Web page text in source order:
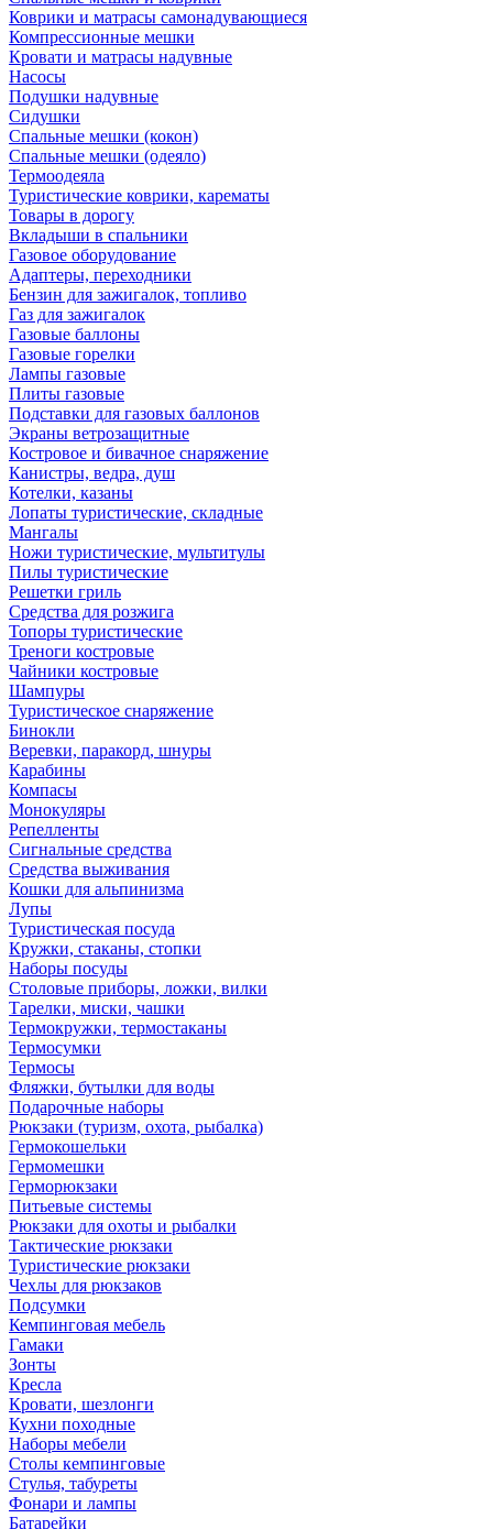
Коврики и матрасы самонадувающиеся
Компрессионные мешки
Кровати и матрасы надувные
Насосы
Подушки надувные
Сидушки
Спальные мешки (кокон)
Спальные мешки (одеяло)
Термоодеяла
Туристические коврики, карематы
Товары в дорогу
Вкладыши в спальники
Газовое оборудование
Адаптеры, переходники
Бензин для зажигалок, топливо
Газ для зажигалок
Газовые баллоны
Газовые горелки
Лампы газовые
Плиты газовые
Подставки для газовых баллонов
Экраны ветрозащитные
Костровое и бивачное снаряжение
Канистры, ведра, душ
Котелки, казаны
Лопаты туристические, складные
Мангалы
Ножи туристические, мультитулы
Пилы туристические
Решетки гриль
Средства для розжига
Топоры туристические
Треноги костровые
Чайники костровые
Шампуры
Туристическое снаряжение
Бинокли
Веревки, паракорд, шнуры
Карабины
Компасы
Монокуляры
Репелленты
Сигнальные средства
Средства выживания
Кошки для альпинизма
Лупы
Туристическая посуда
Кружки, стаканы, стопки
Наборы посуды
Столовые приборы, ложки, вилки
Тарелки, миски, чашки
Термокружки, термостаканы
Термосумки
Термосы
Фляжки, бутылки для воды
Подарочные наборы
Рюкзаки (туризм, охота, рыбалка)
Гермокошельки
Гермомешки
Герморюкзаки
Питьевые системы
Рюкзаки для охоты и рыбалки
Тактические рюкзаки
Туристические рюкзаки
Чехлы для рюкзаков
Подсумки
Кемпинговая мебель
Гамаки
Зонты
Кресла
Кровати, шезлонги
Кухни походные
Наборы мебели
Столы кемпинговые
Стулья, табуреты
Фонари и лампы
Батарейки